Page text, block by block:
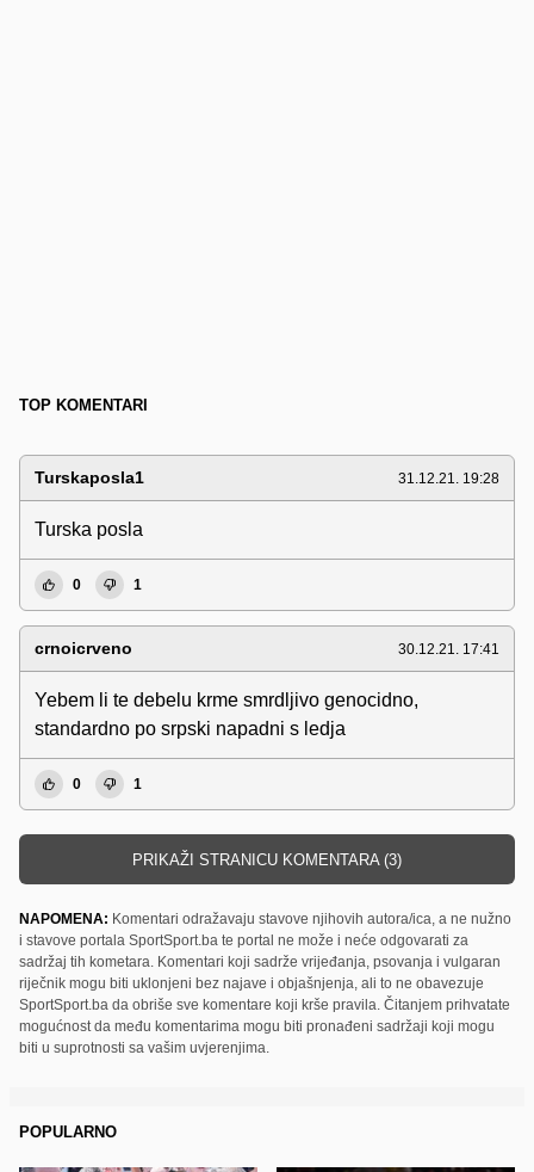
TOP KOMENTARI
Turskaposla1 31.12.21. 19:28
Turska posla
0 1
crnoicrveno 30.12.21. 17:41
Yebem li te debelu krme smrdljivo genocidno,
standardno po srpski napadni s ledja
0 1
PRIKAŽI STRANICU KOMENTARA (3)
NAPOMENA: Komentari odražavaju stavove njihovih autora/ica, a ne nužno
i stavove portala SportSport.ba te portal ne može i neće odgovarati za
sadržaj tih kometara. Komentari koji sadrže vrijeđanja, psovanja i vulgaran
riječnik mogu biti uklonjeni bez najave i objašnjenja, ali to ne obavezuje
SportSport.ba da obriše sve komentare koji krše pravila. Čitanjem prihvatate
mogućnost da među komentarima mogu biti pronađeni sadržaji koji mogu
biti u suprotnosti sa vašim uvjerenjima.
POPULARNO